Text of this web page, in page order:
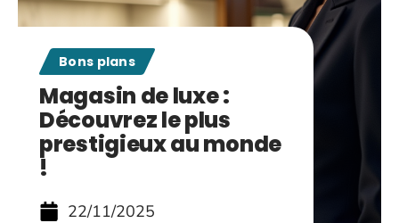
Bons plans
Magasin de luxe :
Découvrez le plus
prestigieux au monde
!
22/11/2025